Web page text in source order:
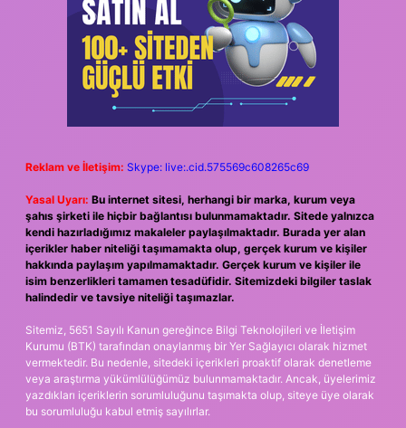
Reklam ve İletişim: Skype: live:.cid.575569c608265c69
Yasal Uyarı: Bu internet sitesi, herhangi bir marka, kurum veya
şahıs şirketi ile hiçbir bağlantısı bulunmamaktadır. Sitede yalnızca
kendi hazırladığımız makaleler paylaşılmaktadır. Burada yer alan
içerikler haber niteliği taşımamakta olup, gerçek kurum ve kişiler
hakkında paylaşım yapılmamaktadır. Gerçek kurum ve kişiler ile
isim benzerlikleri tamamen tesadüfidir. Sitemizdeki bilgiler taslak
halindedir ve tavsiye niteliği taşımazlar.
Sitemiz, 5651 Sayılı Kanun gereğince Bilgi Teknolojileri ve İletişim
Kurumu (BTK) tarafından onaylanmış bir Yer Sağlayıcı olarak hizmet
vermektedir. Bu nedenle, sitedeki içerikleri proaktif olarak denetleme
veya araştırma yükümlülüğümüz bulunmamaktadır. Ancak, üyelerimiz
yazdıkları içeriklerin sorumluluğunu taşımakta olup, siteye üye olarak
bu sorumluluğu kabul etmiş sayılırlar.